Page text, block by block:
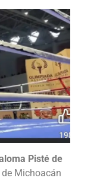
Pisté de
Michoacán